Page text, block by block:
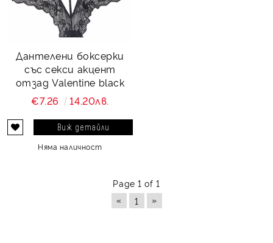
Дантелени боксерки
със секси акцент
отзад Valentine black
€7.26
14.20лв.
Виж детайли
Няма наличност
Page 1 of 1
«
1 »